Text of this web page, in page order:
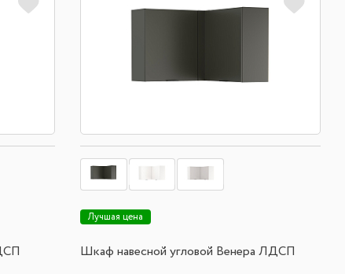
Лучшая цена
Шкаф навесной угловой Венера ЛДСП